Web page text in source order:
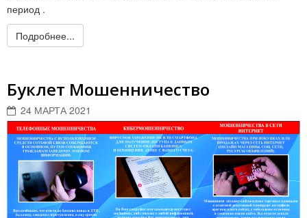
период .
Подробнее...
Буклет Мошенничество
24 МАРТА 2021